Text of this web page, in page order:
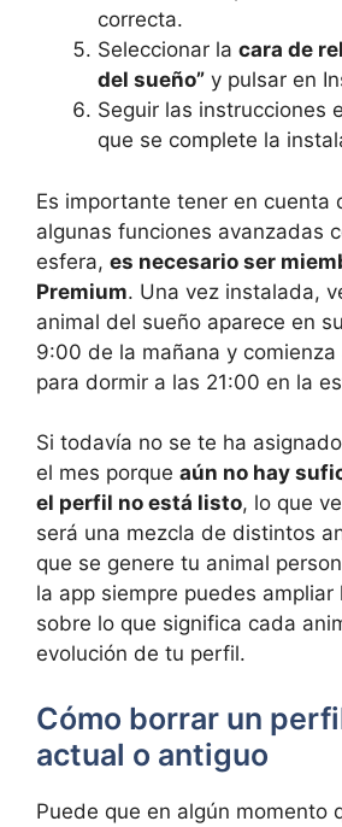
correcta.
Seleccionar la cara de
del sueño” y pulsar en
Seguir las instrucciones
que se complete la
Es importante tener en cuenta
algunas funciones avanzadas
esfera, es necesario ser
Premium. Una vez instalada,
animal del sueño aparece en
9:00 de la mañana y comienza
para dormir a las 21:00 en la
Si todavía no se te ha
el mes porque aún no hay
el perfil no está listo, lo que
será una mezcla de distintos
que se genere tu animal
la app siempre puedes ampliar
sobre lo que significa cada
evolución de tu perfil.
Cómo borrar un
actual o antiguo
Puede que en algún momento